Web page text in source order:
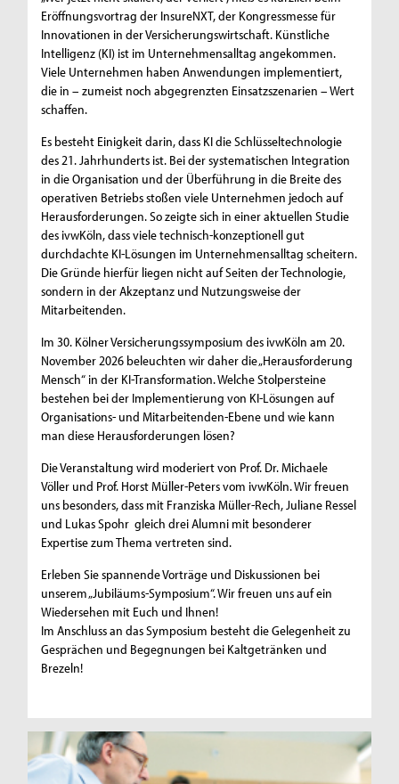
Eröffnungsvortrag der InsureNXT, der Kongressmesse für
Innovationen in der Versicherungswirtschaft. Künstliche
Intelligenz (KI) ist im Unternehmensalltag angekommen.
Viele Unternehmen haben Anwendungen implementiert,
die in – zumeist noch abgegrenzten Einsatzszenarien – Wert
schaffen.
Es besteht Einigkeit darin, dass KI die Schlüsseltechnologie
des 21. Jahrhunderts ist. Bei der systematischen Integration
in die Organisation und der Überführung in die Breite des
operativen Betriebs stoßen viele Unternehmen jedoch auf
Herausforderungen. So zeigte sich in einer aktuellen Studie
des ivwKöln, dass viele technisch-konzeptionell gut
durchdachte KI-Lösungen im Unternehmensalltag scheitern.
Die Gründe hierfür liegen nicht auf Seiten der Technologie,
sondern in der Akzeptanz und Nutzungsweise der
Mitarbeitenden.
Im 30. Kölner Versicherungssymposium des ivwKöln am 20.
November 2026 beleuchten wir daher die „Herausforderung
Mensch“ in der KI-Transformation. Welche Stolpersteine
bestehen bei der Implementierung von KI-Lösungen auf
Organisations- und Mitarbeitenden-Ebene und wie kann
man diese Herausforderungen lösen?
Die Veranstaltung wird moderiert von Prof. Dr. Michaele
Völler und Prof. Horst Müller-Peters vom ivwKöln. Wir freuen
uns besonders, dass mit Franziska Müller-Rech, Juliane Ressel
und Lukas Spohr gleich drei Alumni mit besonderer
Expertise zum Thema vertreten sind.
Erleben Sie spannende Vorträge und Diskussionen bei
unserem „Jubiläums-Symposium“. Wir freuen uns auf ein
Wiedersehen mit Euch und Ihnen!
Im Anschluss an das Symposium besteht die Gelegenheit zu
Gesprächen und Begegnungen bei Kaltgetränken und
Brezeln!